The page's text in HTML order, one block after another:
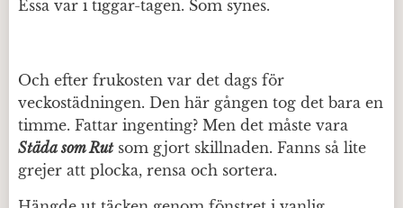
Essa var i tiggar-tagen. Som synes.
Och efter frukosten var det dags för
veckostädningen. Den här gången tog det bara en
timme. Fattar ingenting? Men det måste vara
Städa som Rutsom gjort skillnaden. Fanns så lite
grejer att plocka, rensa och sortera.